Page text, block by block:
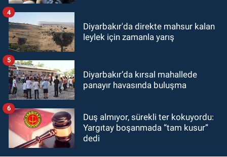
Diyarbakır'da direkte mahsur kalan
leylek için zamanla yarış
4
Diyarbakır’da kırsal mahallede
panayır havasında buluşma
5
Duş almıyor, sürekli ter kokuyordu:
Yargıtay boşanmada “tam kusur”
dedi
6